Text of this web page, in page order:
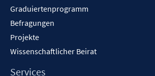
Graduiertenprogramm
Befragungen
Projekte
Wissenschaftlicher Beirat
Services